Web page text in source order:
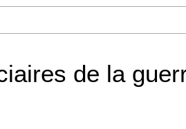
de la